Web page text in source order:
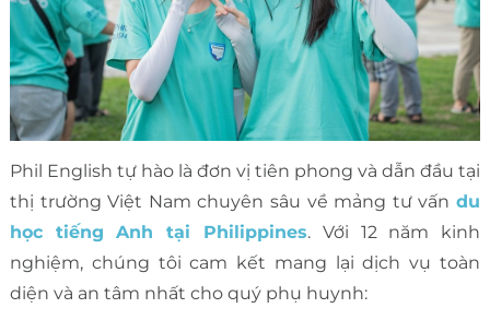
Phil English tự hào là đơn vị tiên phong và dẫn đầu tại
thị trường Việt Nam chuyên sâu về mảng tư vấndu
học tiếng Anh tại Philippines. Với 12 năm kinh
nghiệm, chúng tôi cam kết mang lại dịch vụ toàn
diện và an tâm nhất cho quý phụ huynh: